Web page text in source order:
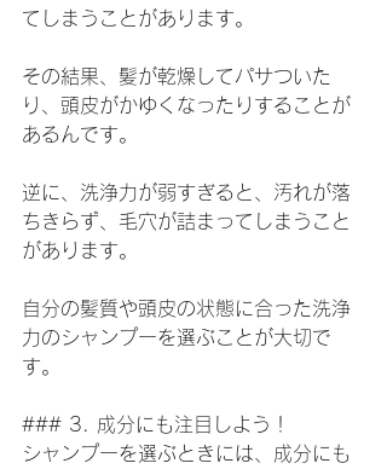
てしまうことがあります。
その結果、髪が乾燥してパサついた
り、頭皮がかゆくなったりすることが
あるんです。
逆に、洗浄力が弱すぎると、汚れが落
ちきらず、毛穴が詰まってしまうこと
があります。
自分の髪質や頭皮の状態に合った洗浄
力のシャンプーを選ぶことが大切で
す。
### 3. 成分にも注目しよう！
シャンプーを選ぶときには、成分にも